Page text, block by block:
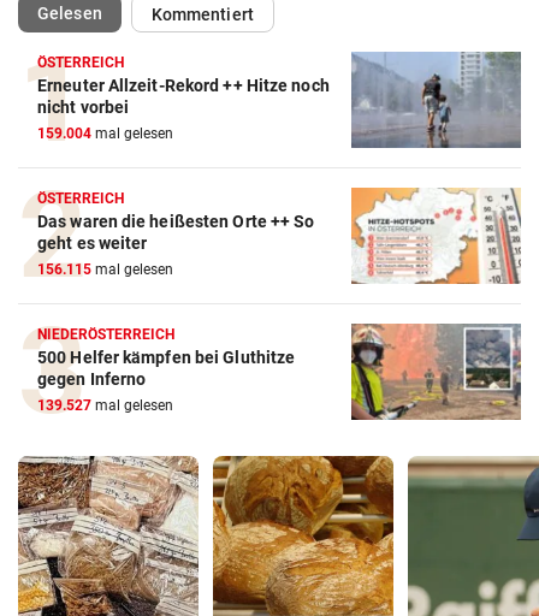
Gelesen(ausgewählt)Kommentiert
ÖSTERREICH
Erneuter Allzeit-Rekord ++ Hitze noch
nicht vorbei
159.004 mal gelesen
ÖSTERREICH
Das waren die heißesten Orte ++ So
geht es weiter
156.115 mal gelesen
NIEDERÖSTERREICH
500 Helfer kämpfen bei Gluthitze
gegen Inferno
139.527 mal gelesen